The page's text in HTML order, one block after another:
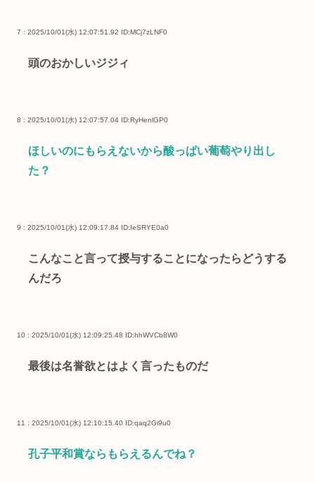
7 : 2025/10/01(水) 12:07:51.92 ID:MCj7zLNF0
頭のおかしいジジィ
8 : 2025/10/01(水) 12:07:57.04 ID:RyHenlGP0
ほしいのにもらえないから酸っぱい葡萄やり出し
た？
9 : 2025/10/01(水) 12:09:17.84 ID:IeSRYE0a0
こんなこと言って授与することになったらどうする
んだろ
10 : 2025/10/01(水) 12:09:25.48 ID:hhWVCb8W0
最後は名誉欲とはよく言ったものだ
11 : 2025/10/01(水) 12:10:15.40 ID:qaq2Gi9u0
孔子平和賞ならもらえるんでね？